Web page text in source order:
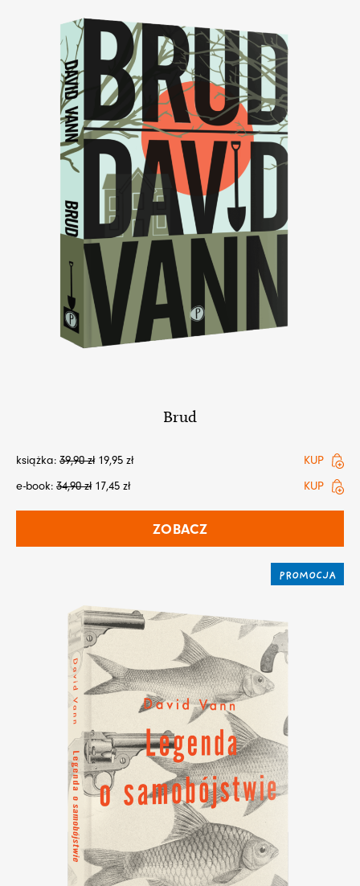
Brud
książka: 39,90zł 19,95 zł
KUP
e-book: 34,90zł 17,45 zł KUP
ZOBACZ
PROMOCJA